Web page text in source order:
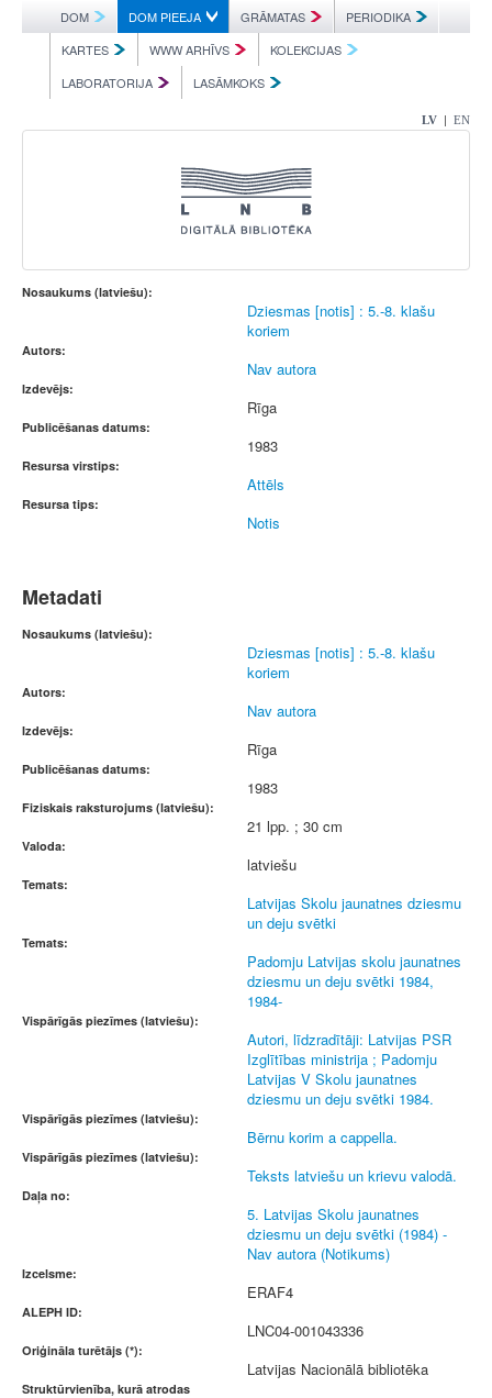
DOM DOM PIEEJA GRĀMATAS
PERIODIKA
KARTES
WWW ARHĪVS
KOLEKCIJAS
LABORATORIJA
LASĀMKOKS
LV | EN
Nosaukums (latviešu):
Dziesmas [notis] : 5.-8. klašu
koriem
Autors:
Nav autora
Izdevējs:
Rīga
Publicēšanas datums:
1983
Resursa virstips:
Attēls
Resursa tips:
Notis
Metadati
Nosaukums (latviešu):
Dziesmas [notis] : 5.-8. klašu
koriem
Autors:
Nav autora
Izdevējs:
Rīga
Publicēšanas datums:
1983
Fiziskais raksturojums (latviešu):
21 lpp. ; 30 cm
Valoda:
latviešu
Temats:
Latvijas Skolu jaunatnes dziesmu
un deju svētki
Temats:
Padomju Latvijas skolu jaunatnes
dziesmu un deju svētki 1984,
1984-
Vispārīgās piezīmes (latviešu):
Autori, līdzradītāji: Latvijas PSR
Izglītības ministrija ; Padomju
Latvijas V Skolu jaunatnes
dziesmu un deju svētki 1984.
Vispārīgās piezīmes (latviešu):
Bērnu korim a cappella.
Vispārīgās piezīmes (latviešu):
Teksts latviešu un krievu valodā.
Daļa no:
5. Latvijas Skolu jaunatnes
dziesmu un deju svētki (1984) -
Nav autora (Notikums)
Izcelsme:
ERAF4
ALEPH ID:
LNC04-001043336
Oriģināla turētājs (*):
Latvijas Nacionālā bibliotēka
Struktūrvienība, kurā atrodas